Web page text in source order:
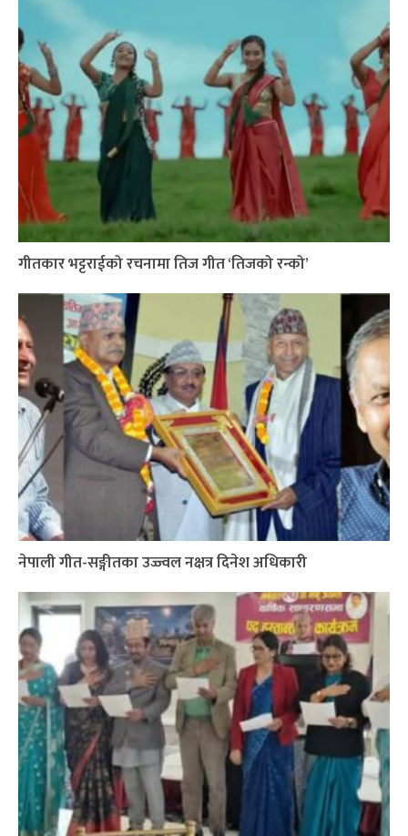
गीतकार भट्टराईको रचनामा तिज गीत ‘तिजको रन्को’
नेपाली गीत-सङ्गीतका उज्ज्वल नक्षत्र दिनेश अधिकारी